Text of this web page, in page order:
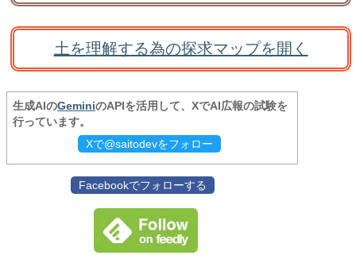
土を理解する為の探求マップを開く
生成AIのGeminiのAPIを活用して、XでAI広報の試験を
行っています。
Xで@saitodevをフォロー
Facebookでフォローする